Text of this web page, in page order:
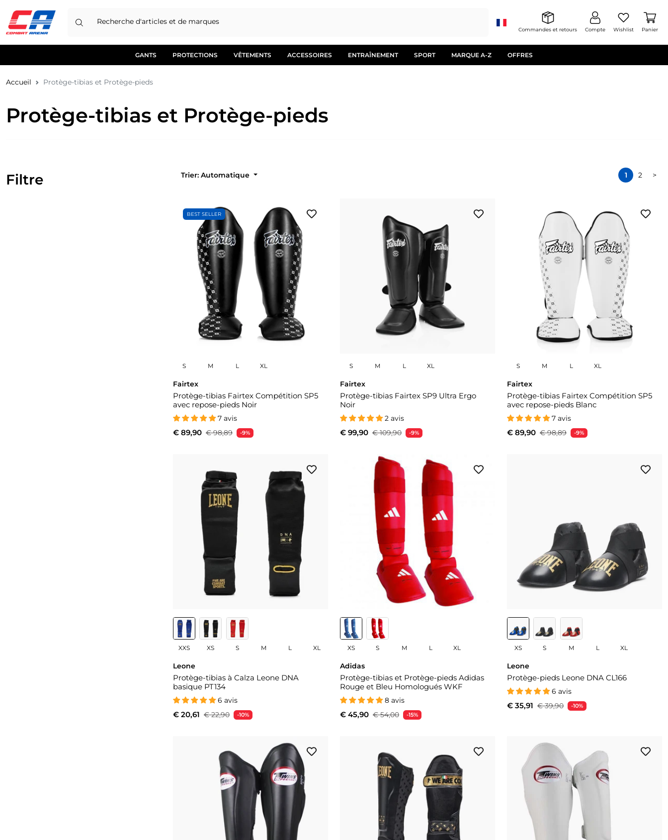
Recherche d'articles et de marques
Commandes et retours Compte Wishlist Panier
GANTS PROTECTIONS VÊTEMENTS ACCESSOIRES ENTRAÎNEMENT SPORT MARQUE A-Z OFFRES
Accueil Protège-tibias et Protège-pieds
Protège-tibias et Protège-pieds
Filtre Trier: Automatique 1 2 >
BEST SELLER
S M L XL
Fairtex
Protège-tibias Fairtex Compétition SP5
avec repose-pieds Noir
7 avis
€ 89,90 € 98,89 -9%
S M L XL
Fairtex
Protège-tibias Fairtex SP9 Ultra Ergo
Noir
2 avis
€ 99,90 € 109,90 -9%
S M L XL
Fairtex
Protège-tibias Fairtex Compétition SP5
avec repose-pieds Blanc
7 avis
€ 89,90 € 98,89 -9%
XXS XS S M L XL
Leone
Protège-tibias à Calza Leone DNA
basique PT134
6 avis
€ 20,61 € 22,90 -10%
XS S M L XL
Adidas
Protège-tibias et Protège-pieds Adidas
Rouge et Bleu Homologués WKF
8 avis
€ 45,90 € 54,00 -15%
XS S M L XL
Leone
Protège-pieds Leone DNA CL166
6 avis
€ 35,91 € 39,90 -10%